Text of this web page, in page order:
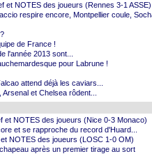
et NOTES des joueurs (Rennes 3-1 ASSE)
respire encore, Montpellier coule,
de France !
l'année 2013 sont...
pour Labrune !
attend déjà les caviars...
et Chelsea rôdent...
et NOTES des joueurs (Nice 0-3 Monaco)
et se rapproche du record d'Huard...
NOTES des joueurs (LOSC 1-0 OM)
après un premier tirage au sort